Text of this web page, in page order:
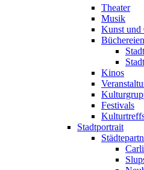
Theater
Musik
Kunst und
Kinos
Festivals
Stadtportrait